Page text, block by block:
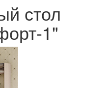
стол
1"